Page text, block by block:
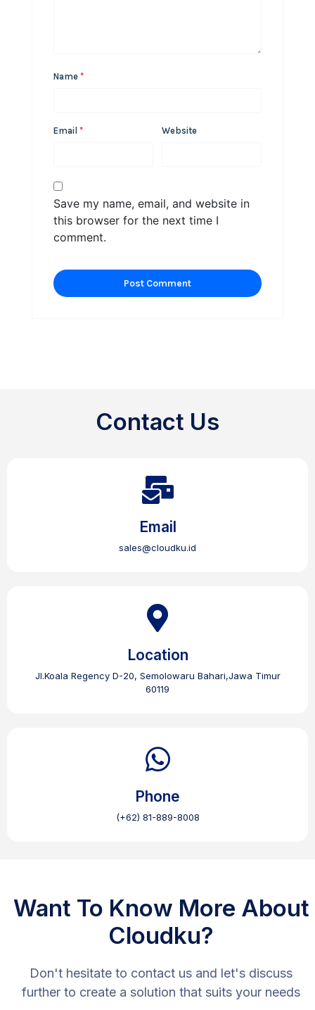
Name *
Email * Website
Save my name, email, and website in
this browser for the next time I
comment.
Contact Us
Email
sales@cloudku.id
Location
Jl.Koala Regency D-20, Semolowaru Bahari,Jawa Timur
60119
Phone
(+62) 81-889-8008
Want To Know More About
Cloudku?
Don't hesitate to contact us and let's discuss
further to create a solution that suits your needs